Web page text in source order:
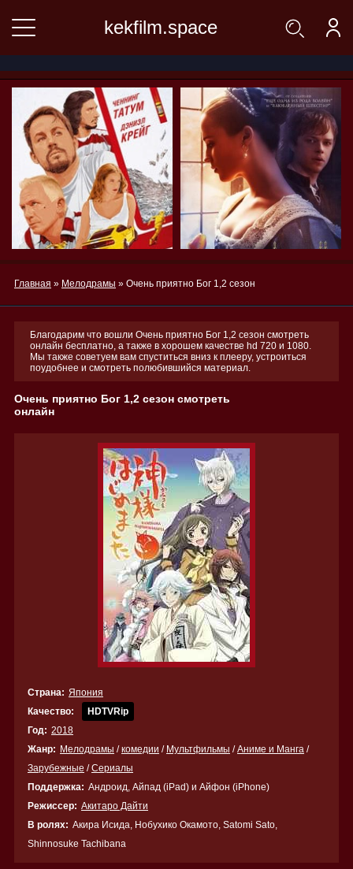
kekfilm.space
Главная » Мелодрамы » Очень приятно Бог 1,2 сезон
Благодарим что вошли Очень приятно Бог 1,2 сезон смотреть
онлайн бесплатно, а также в хорошем качестве hd 720 и 1080.
Мы также советуем вам спуститься вниз к плееру, устроиться
поудобнее и смотреть полюбившийся материал.
Очень приятно Бог 1,2 сезон смотреть
онлайн
Страна: Япония
Качество:
HDTVRip
Год: 2018
Жанр: Мелодрамы /комедии / Мультфильмы /Аниме и Манга /
Зарубежные /Сериалы
Поддержка: Андроид, Айпад (iPad) и Айфон (iPhone)
Режиссер: Акитаро Дайти
В ролях: Акира Исида, Нобухико Окамото, Satomi Sato,
Shinnosuke Tachibana